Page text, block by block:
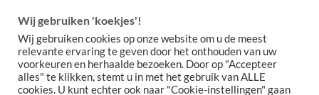
Dichelostemma ida-maia
€ 4,00-€ 30,00Prijsklasse:
€4,00
Wij gebruiken 'koekjes'!
Wij gebruiken cookies op onze website om u de meest
relevante ervaring te geven door het onthouden van uw
voorkeuren en herhaalde bezoeken. Door op "Accepteer
alles" te klikken, stemt u in met het gebruik van ALLE
cookies. U kunt echter ook naar "Cookie-instellingen" gaan